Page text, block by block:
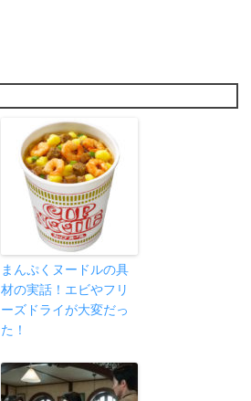
まんぷくヌードルの具
材の実話！エビやフリ
ーズドライが大変だっ
た！